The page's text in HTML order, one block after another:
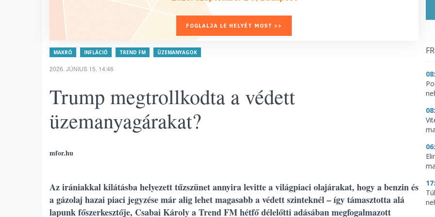
FOGLALJA LE HELYÉT MOST >>
MAKRÓ INFLÁCIÓ TREND FM ÜZEMANYAGOK
2026. JÚNIUS 15. 14:46
Trump megtrollkodta a védett
üzemanyagárakat?
mfor.hu
Az irániakkal kilátásba helyezett tűzszünet annyira levitte a világpiaci olajárakat, hogy a benzin és
a gázolaj hazai piaci jegyzése már alig lehet magasabb a védett szinteknél – így támasztotta alá
lapunk főszerkesztője, Csabai Károly a Trend FM hétfő délelőtti adásában megfogalmazott